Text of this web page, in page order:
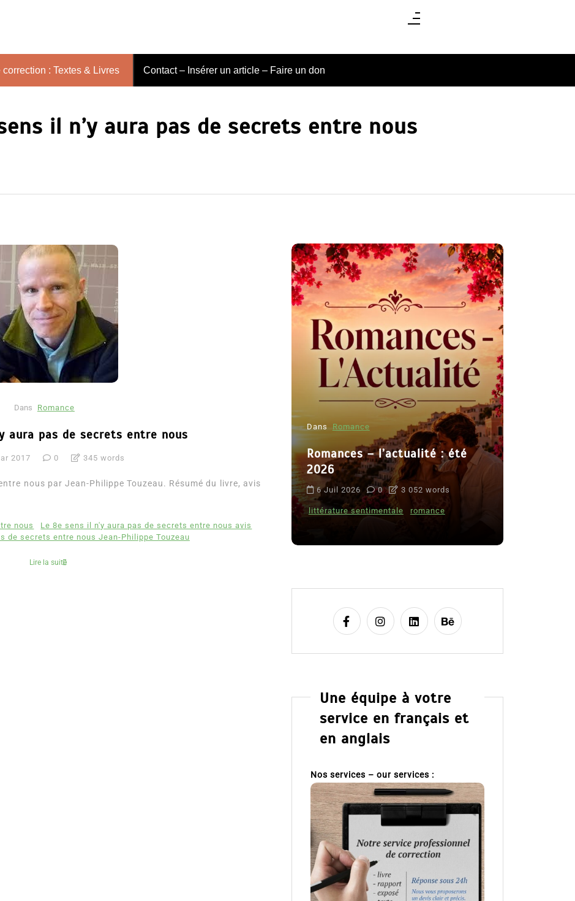
correction : Textes & Livres Contact – Insérer un article – Faire un don
il n’y aura pas de secrets entre nous
Dans Romance
aura pas de secrets entre nous
2017 0 345 words
nous par Jean-Philippe Touzeau. Résumé du livre, avis
nous
Le 8e sens il n'y aura pas de secrets entre nous avis
de secrets entre nous Jean-Philippe Touzeau
Lire la suite
: été
Dans Thriller
Le coupable n’est pas Camille
8 Juil 2026 4 779 words
Dans Romance
Romances – l’actualité : été
2026
6 Juil 2026 0 3 052 words
littérature sentimentale romance
Une équipe à votre
service en français et
en anglais
Nos services – our services :